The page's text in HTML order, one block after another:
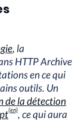
, la
HTTP Archive
en ce qui
outils. Un
de la détection
, ce qui aura